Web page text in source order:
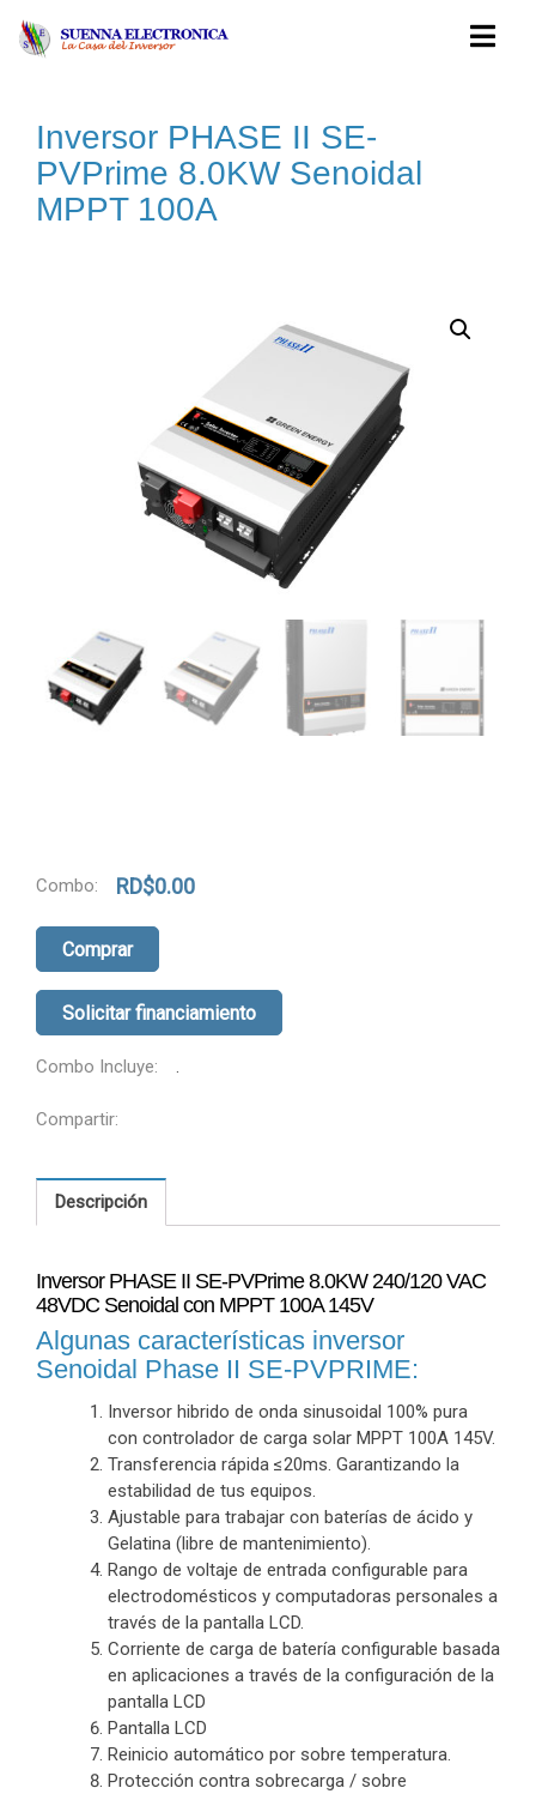
Inversor PHASE II SE-
PVPrime 8.0KW Senoidal
MPPT 100A
Combo: RD$0.00
Comprar
Solicitar financiamiento
Combo Incluye:
Compartir:
Descripción
Inversor PHASE II SE-PVPrime 8.0KW 240/120 VAC
48VDC Senoidal con MPPT 100A 145V
Algunas características inversor
Senoidal Phase II SE-PVPRIME:
Inversor hibrido de onda sinusoidal 100% pura
con controlador de carga solar MPPT 100A 145V.
Transferencia rápida ≤20ms. Garantizando la
estabilidad de tus equipos.
Ajustable para trabajar con baterías de ácido y
Gelatina (libre de mantenimiento).
Rango de voltaje de entrada configurable para
electrodomésticos y computadoras personales a
través de la pantalla LCD.
Corriente de carga de batería configurable basada
en aplicaciones a través de la configuración de la
pantalla LCD
Pantalla LCD
Reinicio automático por sobre temperatura.
Protección contra sobrecarga / sobre